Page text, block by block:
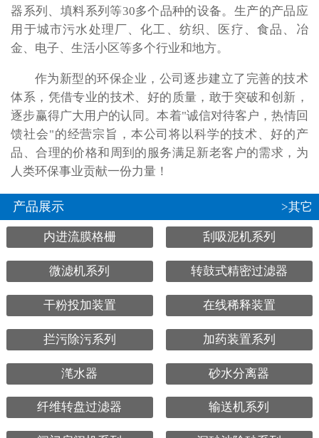
器系列、填料系列等30多个品种的设备。生产的产品应
用于城市污水处理厂、化工、纺织、医疗、食品、冶
金、电子、生活小区等多个行业和地方。
作为新型的环保企业，公司逐步建立了完善的技术
体系，凭借专业的技术、好的质量，敢于突破和创新，
逐步赢得广大用户的认同。本着"诚信对待客户，热情回
馈社会"的经营宗旨，本公司将以科学的技术、好的产
品、合理的价格和周到的服务满足新老客户的需求，为
人类环保事业贡献一份力量！
产品展示 >其它
内进流膜格栅 刮吸泥机系列
微滤机系列 转鼓式精密过滤器
干粉投加装置 在线稀释装置
拦污除污系列 加药装置系列
滗水器 砂水分离器
纤维转盘过滤器 输送机系列